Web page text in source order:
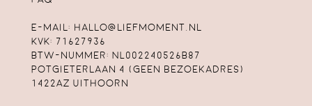
E-mail: hallo@liefmoment.nl
KvK: 71627936
Btw-nummer: NL002240526B87
Potgieterlaan 4 (geen bezoekadres)
1422AZ Uithoorn